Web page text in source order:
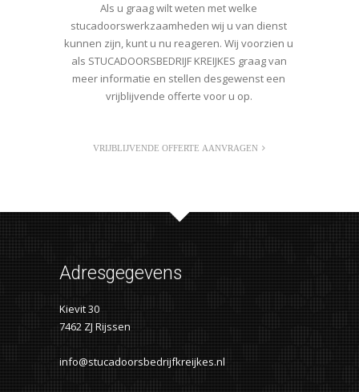
Als u graag wilt weten met welke
stucadoorswerkzaamheden wij u van dienst
kunnen zijn, kunt u nu reageren. Wij voorzien u
als STUCADOORSBEDRIJF KREIJKES graag van
meer informatie en stellen desgewenst een
vrijblijvende offerte voor u op.
VRIJBLIJVENDE OFFERTE AANVRAGEN
Adresgegevens
Kievit 30
7462 ZJ Rijssen
info@stucadoorsbedrijfkreijkes.nl